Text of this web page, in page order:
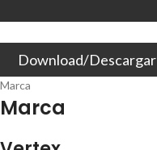
Download/Descargar
Marca
Marca